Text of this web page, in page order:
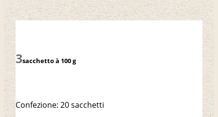
sacchetto à 100 g
Confezione: 20 sacchetti